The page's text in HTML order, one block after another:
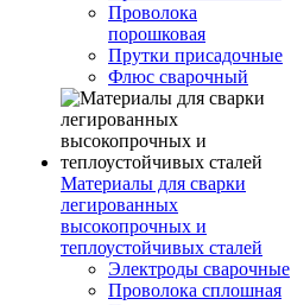
Проволока
порошковая
Прутки присадочные
Флюс сварочный
Материалы для сварки
легированных
высокопрочных и
теплоустойчивых сталей
Электроды сварочные
Проволока сплошная